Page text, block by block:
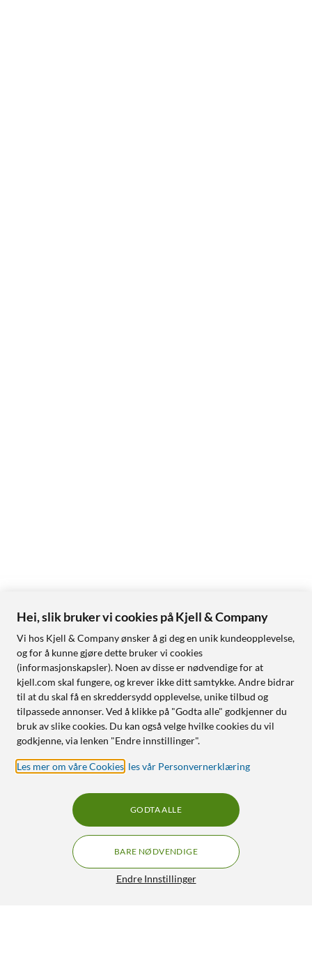
Hei, slik bruker vi cookies på Kjell & Company
Vi hos Kjell & Company ønsker å gi deg en unik kundeopplevelse,
og for å kunne gjøre dette bruker vi cookies
(informasjonskapsler). Noen av disse er nødvendige for at
kjell.com skal fungere, og krever ikke ditt samtykke. Andre bidrar
til at du skal få en skreddersydd opplevelse, unike tilbud og
tilpassede annonser. Ved å klikke på "Godta alle" godkjenner du
bruk av slike cookies. Du kan også velge hvilke cookies du vil
godkjenne, via lenken "Endre innstillinger".
Les mer om våre Cookies les vår Personvernerklæring
Endre Innstillinger
BARE NØDVENDIGE
GODTA ALLE